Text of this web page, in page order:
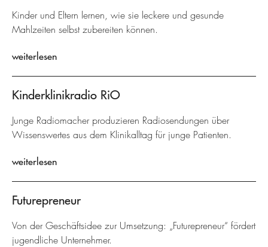
Kinder und Eltern lernen, wie sie leckere und gesunde
Mahlzeiten selbst zubereiten können.
weiterlesen
Kinderklinikradio RiO
Junge Radiomacher produzieren Radiosendungen über
Wissenswertes aus dem Klinikalltag für junge Patienten.
weiterlesen
Futurepreneur
Von der Geschäftsidee zur Umsetzung: „Futurepreneur“ fördert
jugendliche Unternehmer.